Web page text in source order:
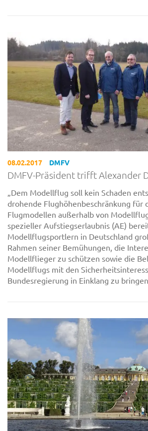
08.02.2017 DMFV
DMFV-Präsident trifft Alexander
„Dem Modellflug soll kein Schaden
drohende Flughöhenbeschränkung für
Flugmodellen außerhalb von
spezieller Aufstiegserlaubnis (AE)
Modellflugsportlern in Deutschland
Rahmen seiner Bemühungen, die
Modellflieger zu schützen sowie die
Modellflugs mit den
Bundesregierung in Einklang zu